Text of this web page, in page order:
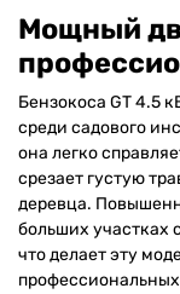
Мощный
Бензокоса GT 4.5
среди садового
она легко
срезает густую
деревца.
больших участках
что делает эту